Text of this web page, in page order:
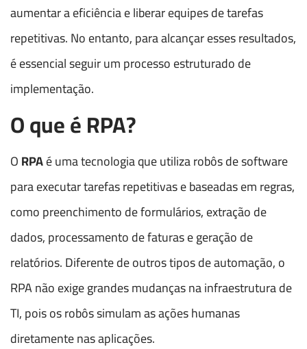
aumentar a eficiência e liberar equipes de tarefas
repetitivas. No entanto, para alcançar esses resultados,
é essencial seguir um processo estruturado de
implementação.
O que é RPA?
ORPAé uma tecnologia que utiliza robôs de software
para executar tarefas repetitivas e baseadas em regras,
como preenchimento de formulários, extração de
dados, processamento de faturas e geração de
relatórios. Diferente de outros tipos de automação, o
RPA não exige grandes mudanças na infraestrutura de
TI, pois os robôs simulam as ações humanas
diretamente nas aplicações.